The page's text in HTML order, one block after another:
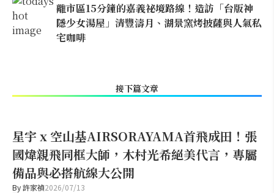
離市區15分鐘的嘉義祕境路線！造訪「台版神
隱少女湯屋」清豐濤月、湖景窯烤披薩與人氣私
宅咖啡
接下篇文章
星宇 x 空山基AIRSORAYAMA首飛成田！張
國煒親飛同框大師，木村光希絕美代言，專屬
備品與必搭航線大公開
By許家禎2026/07/13